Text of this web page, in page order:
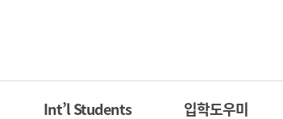
Int’l Students 입학도우미